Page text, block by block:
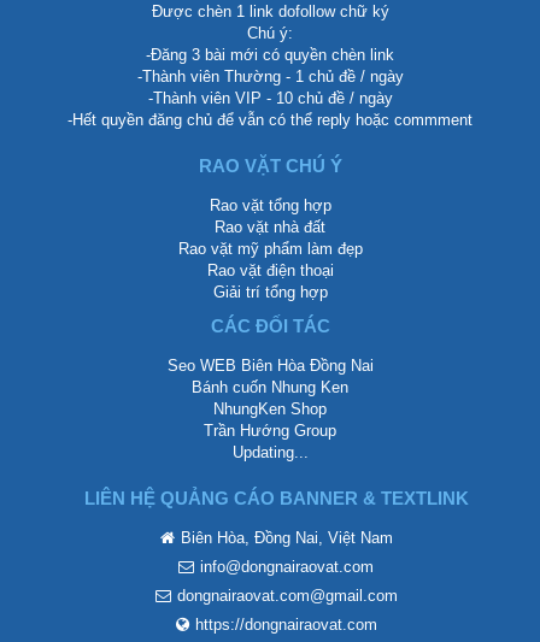
Được chèn 1 link dofollow chữ ký
Chú ý:
-Đăng 3 bài mới có quyền chèn link
-Thành viên Thường - 1 chủ đề / ngày
-Thành viên VIP - 10 chủ đề / ngày
-Hết quyền đăng chủ để vẫn có thể reply hoặc commment
RAO VẶT CHÚ Ý
Rao vặt tổng hợp
Rao vặt nhà đất
Rao vặt mỹ phẩm làm đẹp
Rao vặt điện thoại
Giải trí tổng hợp
CÁC ĐỐI TÁC
Seo WEB Biên Hòa Đồng Nai
Bánh cuốn Nhung Ken
NhungKen Shop
Trần Hướng Group
Updating...
LIÊN HỆ QUẢNG CÁO BANNER & TEXTLINK
Biên Hòa, Đồng Nai, Việt Nam
info@dongnairaovat.com
dongnairaovat.com@gmail.com
https://dongnairaovat.com